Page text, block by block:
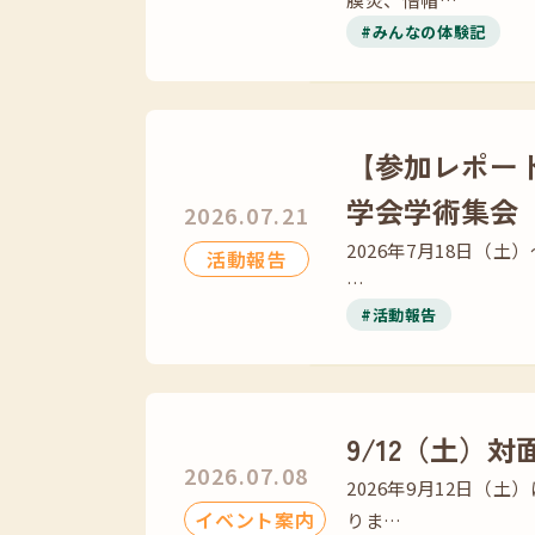
#みんなの体験記
2026.07.21
活動報告
【参加レポ
学会学術集会
2026年7月18日（土
…
#活動報告
2026.07.08
イベント案内
9/12（土）対
2026年9月12日（土
りま…